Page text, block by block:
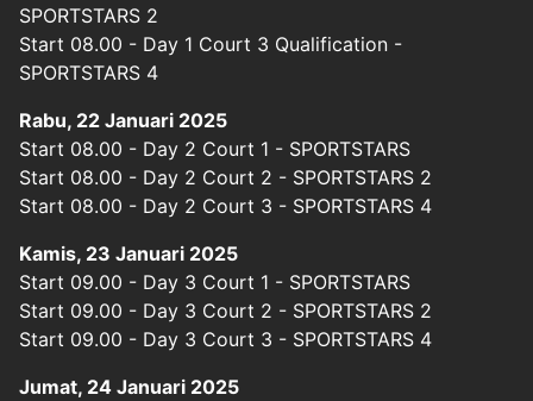
SPORTSTARS 2
Start 08.00 - Day 1 Court 3 Qualification -
SPORTSTARS 4
Rabu, 22 Januari 2025
Start 08.00 - Day 2 Court 1 - SPORTSTARS
Start 08.00 - Day 2 Court 2 - SPORTSTARS 2
Start 08.00 - Day 2 Court 3 - SPORTSTARS 4
Kamis, 23 Januari 2025
Start 09.00 - Day 3 Court 1 - SPORTSTARS
Start 09.00 - Day 3 Court 2 - SPORTSTARS 2
Start 09.00 - Day 3 Court 3 - SPORTSTARS 4
Jumat, 24 Januari 2025